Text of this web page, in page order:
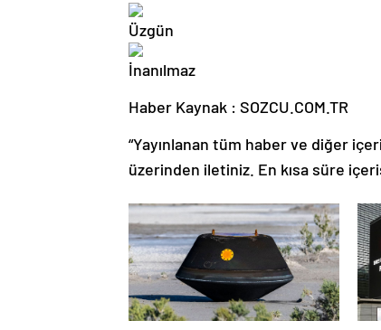
Haber Kaynak : SOZCU.COM.TR
“Yayınlanan tüm haber ve diğer
üzerinden iletiniz. En kısa süre